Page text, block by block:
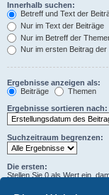
Innerhalb suchen:
Betreff und Text der
Nur im Text der Beiträge
Nur im Betreff der
Nur im ersten Beitrag der
Ergebnisse anzeigen als:
Beiträge
Themen
Ergebnisse sortieren nach:
Suchzeitraum begrenzen:
Die ersten:
Stellen Sie 0 als Wert ein,